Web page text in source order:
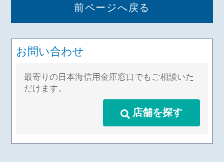
前ページへ戻る
お問い合わせ
最寄りの日本海信用金庫窓口でもご相談いた
だけます。
店舗を探す